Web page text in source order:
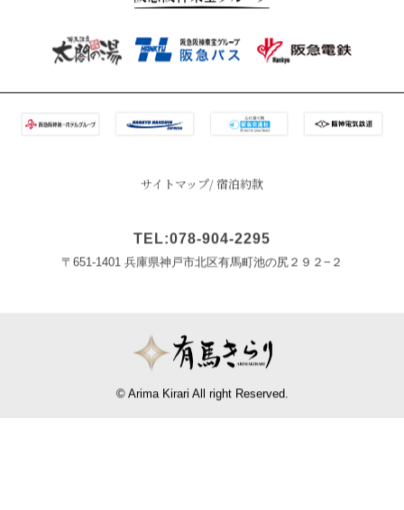
サイトマップ 宿泊約款
TEL:078-904-2295
〒651-1401 兵庫県神戸市北区有馬町池の尻２９２−２
© Arima Kirari All right Reserved.